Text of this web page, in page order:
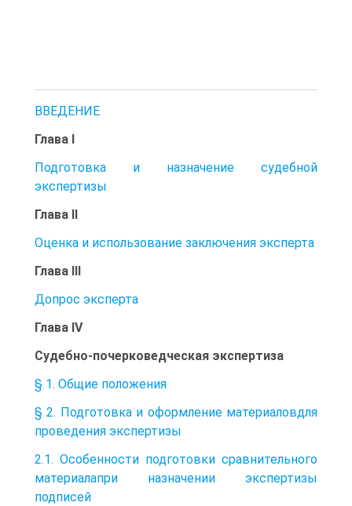
ВВЕДЕНИЕ
Глава I
Подготовка и назначение судебной
экспертизы
Глава II
Оценка и использование заключения эксперта
Глава III
Допрос эксперта
Глава IV
Судебно-почерковедческая экспертиза
§ 1. Общие положения
§ 2. Подготовка и оформление материаловдля
проведения экспертизы
2.1. Особенности подготовки сравнительного
материалапри назначении экспертизы
подписей